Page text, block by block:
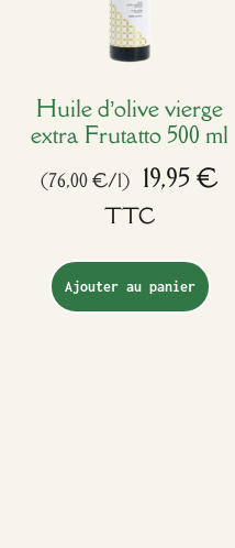
Huile d’olive vierge
extra Frutatto 500 ml
(76,00 €/l) 19,95€
TTC
Ajouter au panier